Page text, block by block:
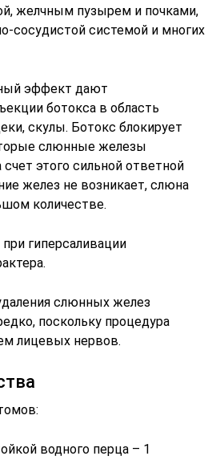
желчным пузырем и почками,
сосудистой системой и многих
эффект дают
ботокса в область
скулы. Ботокс блокирует
слюнные железы
этого сильной ответной
желез не возникает, слюна
количестве.
гиперсаливации
слюнных желез
поскольку процедура
лицевых нервов.
водного перца – 1